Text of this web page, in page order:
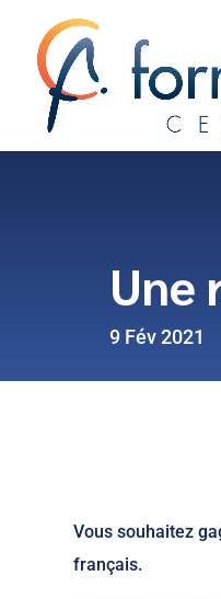
Une
9 Fév 2021
Vous souhaitez
français.